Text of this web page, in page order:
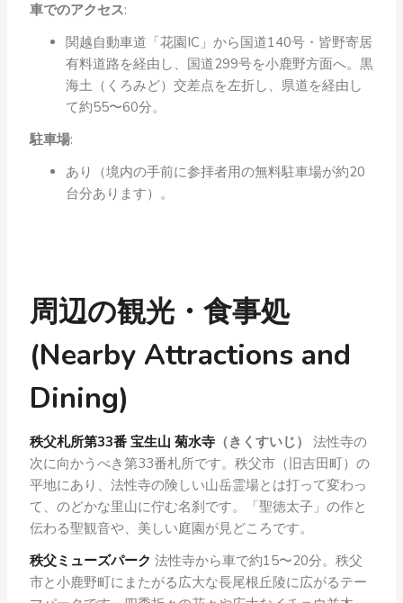
車でのアクセス:
関越自動車道「花園IC」から国道140号・皆野寄居
有料道路を経由し、国道299号を小鹿野方面へ。黒
海土（くろみど）交差点を左折し、県道を経由し
て約55〜60分。
駐車場:
あり（境内の手前に参拝者用の無料駐車場が約20
台分あります）。
周辺の観光・食事処
(Nearby Attractions and
Dining)
秩父札所第33番 宝生山 菊水寺 （きくすいじ）
法性寺の
次に向かうべき第33番札所です。秩父市（旧吉田町）の
平地にあり、法性寺の険しい山岳霊場とは打って変わっ
て、のどかな里山に佇む名刹です。「聖徳太子」の作と
伝わる聖観音や、美しい庭園が見どころです。
秩父ミューズパーク 法性寺から車で約15〜20分。秩父
市と小鹿野町にまたがる広大な長尾根丘陵に広がるテー